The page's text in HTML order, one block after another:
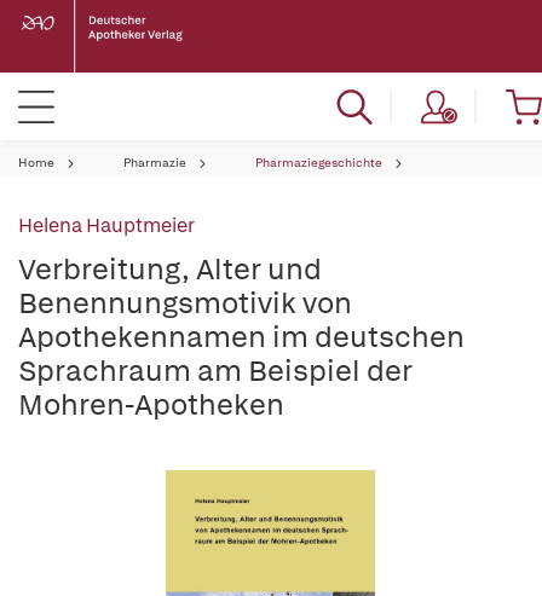
Home Pharmazie Pharmaziegeschichte
Helena Hauptmeier
Verbreitung, Alter und
Benennungsmotivik von
Apothekennamen im deutschen
Sprachraum am Beispiel der
Mohren-Apotheken